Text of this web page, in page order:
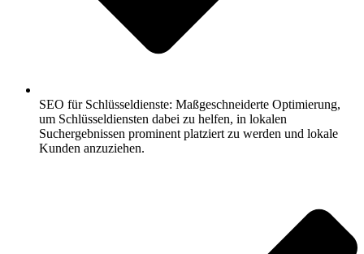
SEO für Schlüsseldienste: Maßgeschneiderte Optimierung,
um Schlüsseldiensten dabei zu helfen, in lokalen
Suchergebnissen prominent platziert zu werden und lokale
Kunden anzuziehen.